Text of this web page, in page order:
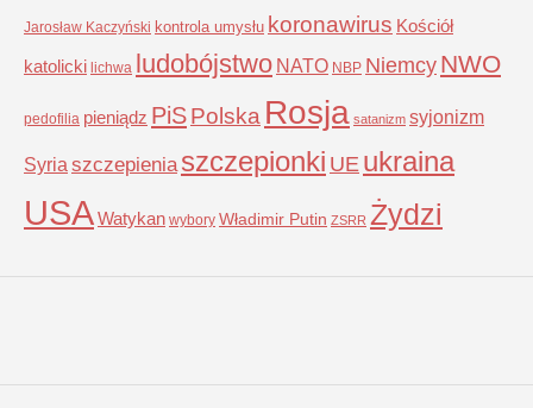
Jarosław Kaczyński kontrola umysłu koronawirus Kościół
katolicki lichwa ludobójstwo NATO NBP NiemcyNWO
pedofilia pieniądz PiSPolska Rosja satanizm syjonizm
Syria szczepienia szczepionki UE ukraina
USAWatykan wybory Władimir Putin ZSRR Żydzi